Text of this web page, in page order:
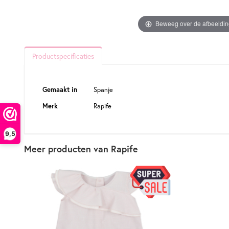
9,5
Beweeg over de
Productspecificaties
Productspecificaties
Gemaakt in
Spanje
Merk
Rapife
Meer producten van Rapife